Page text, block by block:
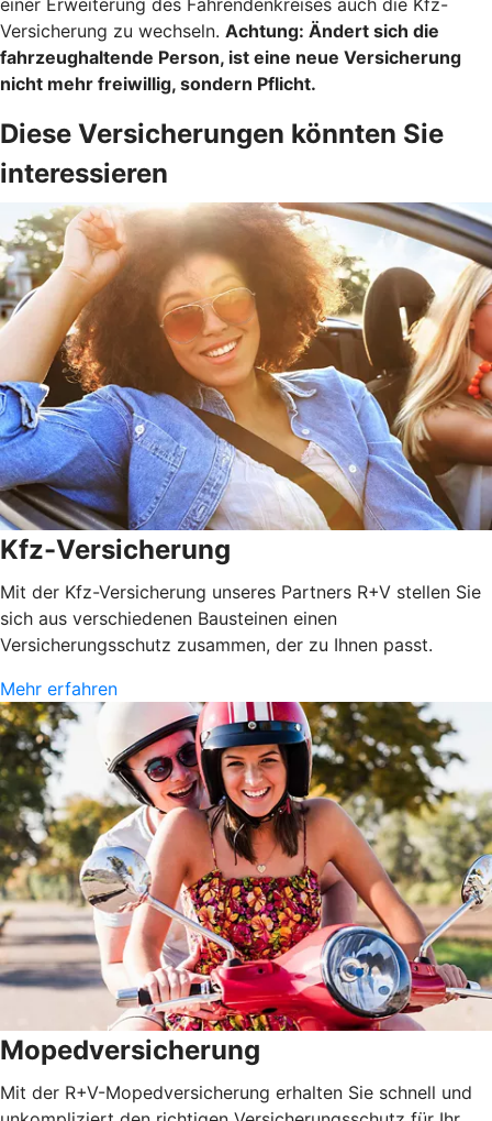
Versicherung zu wechseln. Achtung: Ändert sich die
fahrzeughaltende Person, ist eine neue Versicherung
nicht mehr freiwillig, sondern Pflicht.
Diese Versicherungen könnten Sie
interessieren
Kfz-Versicherung
Mit der Kfz-Versicherung unseres Partners R+V stellen Sie
sich aus verschiedenen Bausteinen einen
Versicherungsschutz zusammen, der zu Ihnen passt.
Mehr erfahren
Mopedversicherung
Mit der R+V-Mopedversicherung erhalten Sie schnell und